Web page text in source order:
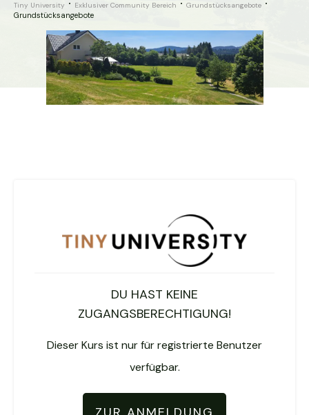
Tiny University Exklusiver Community Bereich Grundstücksangebote
Grundstücksangebote
DU HAST KEINE
ZUGANGSBERECHTIGUNG!
Dieser Kurs ist nur für registrierte Benutzer
verfügbar.